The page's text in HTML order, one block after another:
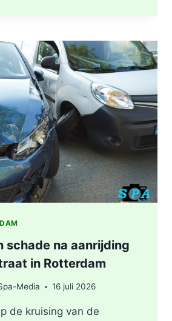
schade na aanrijding
in Rotterdam
Media 16 juli 2026
de kruising van de